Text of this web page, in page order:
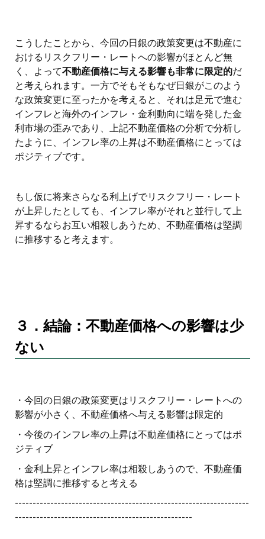
こうしたことから、今回の日銀の政策変更は不動産に
おけるリスクフリー・レートへの影響がほとんど無
く、よって不動産価格に与える影響も非常に限定的だ
と考えられます。一方でそもそもなぜ日銀がこのよう
な政策変更に至ったかを考えると、それは足元で進む
インフレと海外のインフレ・金利動向に端を発した金
利市場の歪みであり、上記不動産価格の分析で分析し
たように、インフレ率の上昇は不動産価格にとっては
ポジティブです。
もし仮に将来さらなる利上げでリスクフリー・レート
が上昇したとしても、インフレ率がそれと並行して上
昇するならお互い相殺しあうため、不動産価格は堅調
に推移すると考えます。
３．結論：不動産価格への影響は少
ない
・今回の日銀の政策変更はリスクフリー・レートへの
影響が小さく、不動産価格へ与える影響は限定的
・今後のインフレ率の上昇は不動産価格にとってはポ
ジティブ
・金利上昇とインフレ率は相殺しあうので、不動産価
格は堅調に推移すると考える
------------------------------------------------------------------
--------------------------------------------------